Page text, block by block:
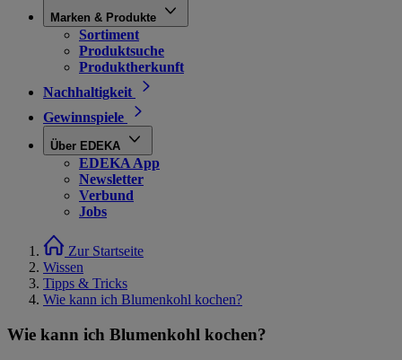
Marken & Produkte
Sortiment
Produktsuche
Produktherkunft
Nachhaltigkeit
Gewinnspiele
Über EDEKA
EDEKA App
Newsletter
Verbund
Jobs
Zur Startseite
Wissen
Tipps & Tricks
Wie kann ich Blumenkohl kochen?
Wie kann ich Blumenkohl kochen?